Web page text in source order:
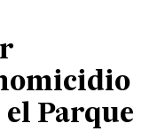
el Parque